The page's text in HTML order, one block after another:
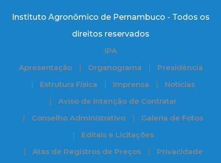
Instituto Agronômico de Pernambuco - Todos os
direitos reservados
IPA
Apresentação
Organograma
Presidência
Estrutura Física
Imprensa
Notícias
Aviso de Intenção de Contratar
Conselho Administrativo
Galeria de Fotos
Editais e Licitações
Atas de Registros de Preços
Privacidade